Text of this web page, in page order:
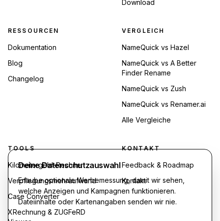
Download
RESSOURCEN
Dokumentation
Blog
Changelog
VERGLEICH
NameQuick vs Hazel
NameQuick vs A Better
Finder Rename
NameQuick vs Zush
NameQuick vs Renamer.ai
Alle Vergleiche
TOOLS
Kilometergeld-Rechner
Verpflegungsmehraufwand
Case Converter
XRechnung & ZUGFeRD
KONTAKT
Feedback & Roadmap
Kontakt
Deine Datenschutzauswahl
Erlaube optionale Werbemessung, damit wir sehen,
welche Anzeigen und Kampagnen funktionieren.
Dateiinhalte oder Kartenangaben senden wir nie.